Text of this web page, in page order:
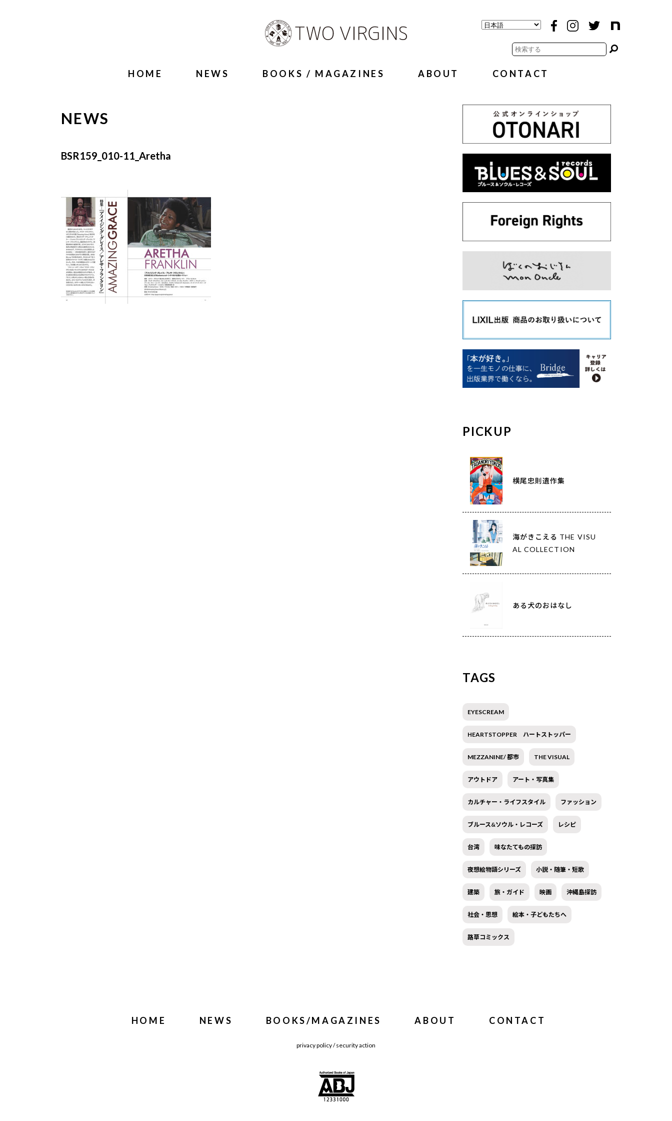
HOME NEWS BOOKS / MAGAZINES ABOUT CONTACT
NEWS
BSR159_010-11_Aretha
PICKUP
横尾忠則遺作集
海がきこえる THE VISU
AL COLLECTION
ある犬のおはなし
TAGS
EYESCREAM
HEARTSTOPPER ハートストッパー
MEZZANINE/ 都市 THE VISUAL
アウトドア アート・写真集
カルチャー・ライフスタイル ファッション
ブルース&ソウル・レコーズ レシピ
台湾 味なたてもの探訪
夜想絵物語シリーズ 小説・随筆・短歌
建築 旅・ガイド 映画 沖縄島探訪
社会・思想 絵本・子どもたちへ
路草コミックス
HOME NEWS BOOKS/MAGAZINES ABOUT CONTACT
privacy policy/security action